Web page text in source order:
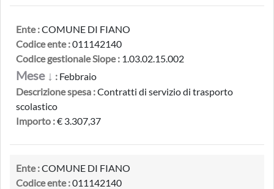
Ente :COMUNE DI FIANO
Codice ente :011142140
Codice gestionale Siope : 1.03.02.15.002
Mese ↓ : Febbraio
Descrizione spesa :Contratti di servizio di trasporto
scolastico
Importo :€ 3.307,37
Ente :COMUNE DI FIANO
Codice ente :011142140